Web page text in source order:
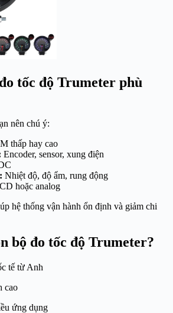
tốc độ Trumeter phù
nên chú ý:
thấp hay cao
Encoder, sensor, xung điện
Nhiệt độ, độ ẩm, rung động
hoặc analog
hệ thống vận hành ổn định và giảm chi
bộ đo tốc độ Trumeter?
tế từ Anh
cao
ứng dụng